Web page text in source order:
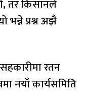
तर किसानले
भन्ने प्रश्न अझै
सहकारीमा रतन
नयाँ कार्यसमिति